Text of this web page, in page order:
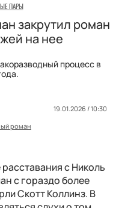
ПАРЫ
закрутил роман
на нее
процесс в
19.01.2026 / 10:30
роман
с Николь
с гораздо более
Скотт Коллинз. В